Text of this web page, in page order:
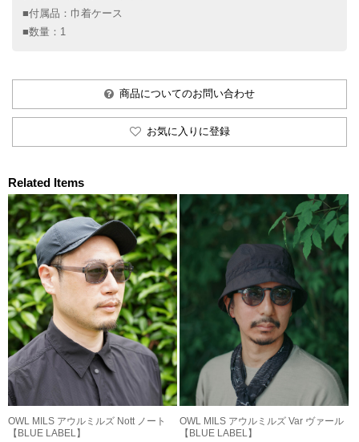
■付属品：巾着ケース
■数量：1
商品についてのお問い合わせ
お気に入りに登録
Related Items
OWL MILS アウルミルズ Nott ノート
【BLUE LABEL】
OWL MILS アウルミルズ Var ヴァール
【BLUE LABEL】